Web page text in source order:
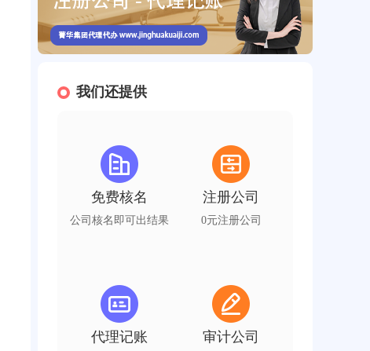
我们还提供
免费核名
公司核名即可出结果
注册公司
0元注册公司
代理记账 审计公司